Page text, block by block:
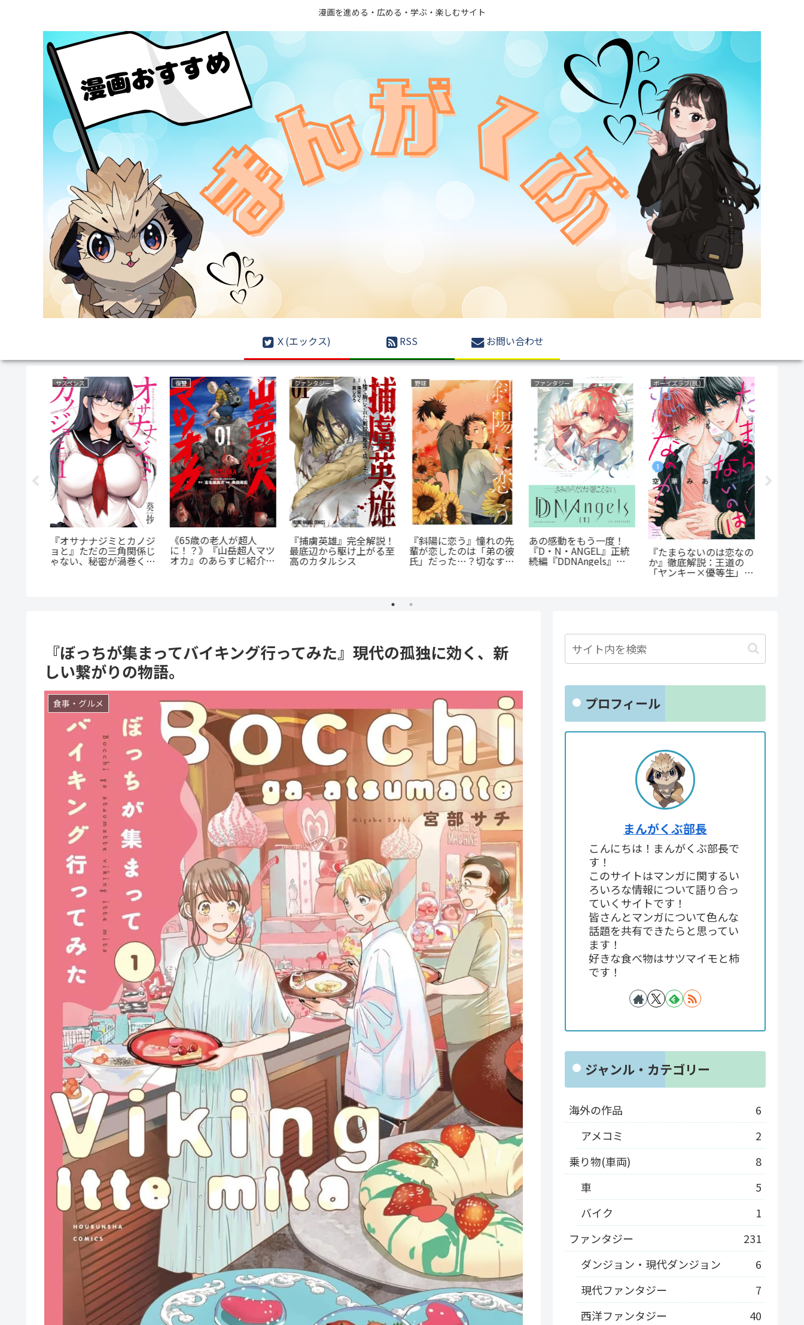
漫画を進める・広める・学ぶ・楽しむサイト
Ｘ(エックス) RSS お問い合わせ
サスペンス
『オサナナジミとカノジ
ョと』ただの三角関係じ
ゃない、秘密が渦巻くセ
クシーサスペンスの魅力
復讐
《65歳の老人が超人
に！？》『山岳超人マツ
オカ』のあらすじ紹介：
ファンタジー
『捕虜英雄』完全解説！
最底辺から駆け上がる至
高のカタルシス
野球
『斜陽に恋う』憧れの先
輩が恋したのは「弟の彼
氏」だった…？切なすぎ
ファンタジー
あの感動をもう一度！
『D・N・ANGEL』正統
続編『DDNAngels』の
魅力と謎に迫る完全ガイ
ボーイズラブ(BL)
『たまらないのは恋なの
か』徹底解説：王道の
「ヤンキー×優等生」が
『ぼっちが集まってバイキング行ってみた』現代の孤独に効く、新
しい繋がりの物語。
食事・グルメ プロフィール
まんがくぶ部長
こんにちは！まんがくぶ部長で
す！
このサイトはマンガに関するい
ろいろな情報について語り合っ
ていくサイトです！
皆さんとマンガについて色んな
話題を共有できたらと思ってい
ます！
好きな食べ物はサツマイモと柿
です！
ジャンル・カテゴリー
海外の作品
6
アメコミ
2
乗り物(車両)
8
車
5
バイク
1
ファンタジー
231
ダンジョン・現代ダンジョン
6
現代ファンタジー
7
西洋ファンタジー
40